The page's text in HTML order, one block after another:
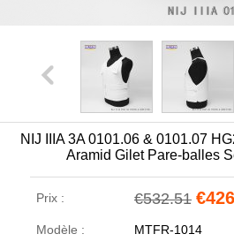
NIJ IIIA 3A 0101.06 & 0101.07
Aramid Gilet Pare-balles
Prix : €532.51
Modèle : MTFR-1014